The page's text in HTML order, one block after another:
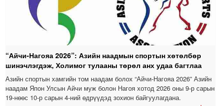
“Айчи-Нагояа 2026”: Азийн наадмын спортын хөтөлбөр
шинэчлэгдэж, Холимог тулааны төрөл анх удаа багтлаа
Азийн спортын хамгийн том наадам болох “Айчи-Нагояа 2026” Азийн
наадам Япон Улсын Айчи муж болон Нагоя хотод 2026 оны 9-р сарын
19-нөөс 10-р сарын 4-ний өдрүүдэд зохион байгуулагдана.